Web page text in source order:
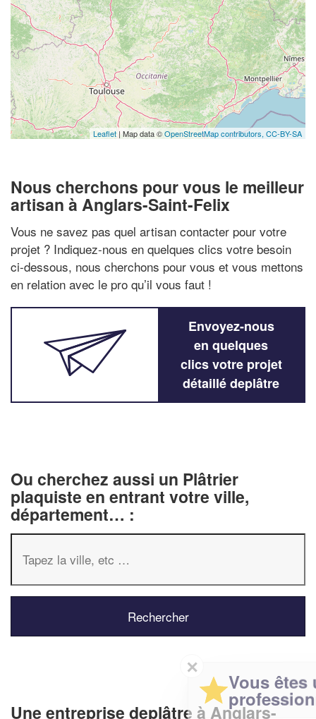
Leaflet| Map data ©OpenStreetMap contributors, CC-BY-SA
Nous cherchons pour vous le meilleur
artisan à Anglars-Saint-Felix
Vous ne savez pas quel artisan contacter pour votre
projet ? Indiquez-nous en quelques clics votre besoin
ci-dessous, nous cherchons pour vous et vous mettons
en relation avec le pro qu’il vous faut !
Envoyez-nous
en quelques
clics votre projet
détaillé deplâtre
Ou cherchez aussi un Plâtrier
plaquiste en entrant votre ville,
département… :
Une entreprise deplâtre à Anglars-
Vous êtes un
professionnel ?